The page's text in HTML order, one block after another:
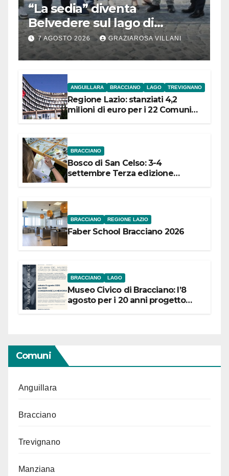
“La sedia” diventa
Belvedere sul lago di
Bracciano: ieri
l’inaugurazione
7 AGOSTO 2026 GRAZIAROSA VILLANI
ANGUILLARA BRACCIANO LAGO TREVIGNANO
Regione Lazio: stanziati 4,2
milioni di euro per i 22 Comuni
BRACCIANO
Bosco di San Celso: 3-4
settembre Terza edizione
BRACCIANO REGIONE LAZIO
Faber School Bracciano 2026
BRACCIANO LAGO
Museo Civico di Bracciano: l’8
agosto per i 20 anni progetto
Comuni
Anguillara
Bracciano
Trevignano
Manziana